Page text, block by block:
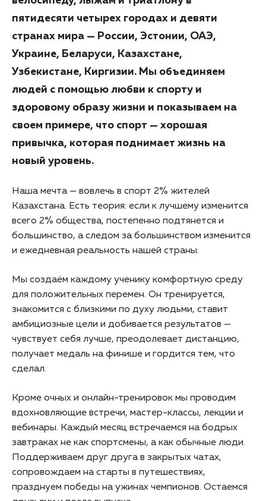
пятидесяти четырех городах и девяти
странах мира — России, Эстонии, ОАЭ,
Украине, Беларуси, Казахстане,
Узбекистане, Киргизии. Мы объединяем
людей с помощью любви к спорту и
здоровому образу жизни и показываем на
своем примере, что спорт — хорошая
привычка, которая поднимает жизнь на
новый уровень.
Наша мечта — вовлечь в спорт 2% жителей
Казахстана. Есть теория: если к лучшему изменится
всего 2% общества, постепенно подтянется и
большинство, а следом за большинством изменится
и ежедневная реальность нашей страны.
Мы создаём каждому ученику комфортную среду
для положительных перемен. Он тренируется,
знакомится с близкими по духу людьми, ставит
амбициозные цели и добивается результатов —
чувствует себя лучше, преодолевает дистанцию,
получает медаль на финише и гордится тем, что
сделал.
Кроме очных и онлайн-тренировок мы проводим
вдохновляющие встречи, мастер-классы, лекции и
вебинары. Каждый месяц встречаемся на бодрых
завтраках не как спортсмены, а как обычные люди.
Поддерживаем друг друга в закрытых чатах,
сопровождаем на старты в путешествиях,
празднуем победы на ужинах чемпионов. Остаемся